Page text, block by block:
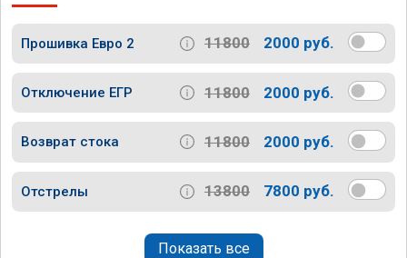
Прошивка Евро 2 11800 2000 руб.
Отключение ЕГР 11800 2000 руб.
Возврат стока 11800 2000 руб.
Отстрелы 13800 7800 руб.
Показать все